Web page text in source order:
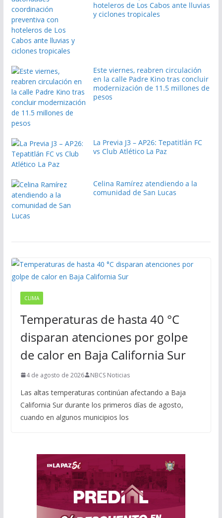
hoteleros de Los Cabos ante lluvias
y ciclones tropicales
Este viernes, reabren circulación
en la calle Padre Kino tras concluir
modernización de 11.5 millones de
pesos
La Previa J3 – AP26: Tepatitlán FC
vs Club Atlético La Paz
Celina Ramírez atendiendo a la
comunidad de San Lucas
CLIMA
Temperaturas de hasta 40 °C
disparan atenciones por golpe
de calor en Baja California Sur
4 de agosto de 2026 NBCS Noticias
Las altas temperaturas continúan afectando a Baja
California Sur durante los primeros días de agosto,
cuando en algunos municipios los